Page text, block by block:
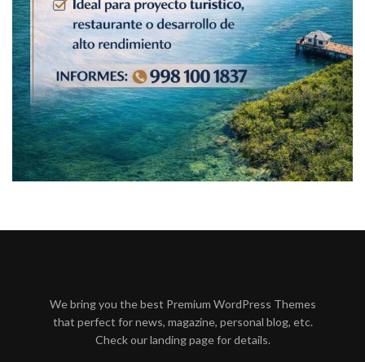
We bring you the best Premium WordPress Themes
that perfect for news, magazine, personal blog, etc.
Check our landing page for details.